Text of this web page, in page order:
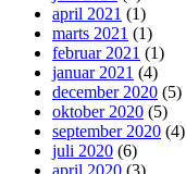
april 2021 (1)
marts 2021 (1)
februar 2021 (1)
januar 2021 (4)
december 2020 (5)
oktober 2020 (5)
september 2020 (4)
juli 2020 (6)
april 2020 (3)